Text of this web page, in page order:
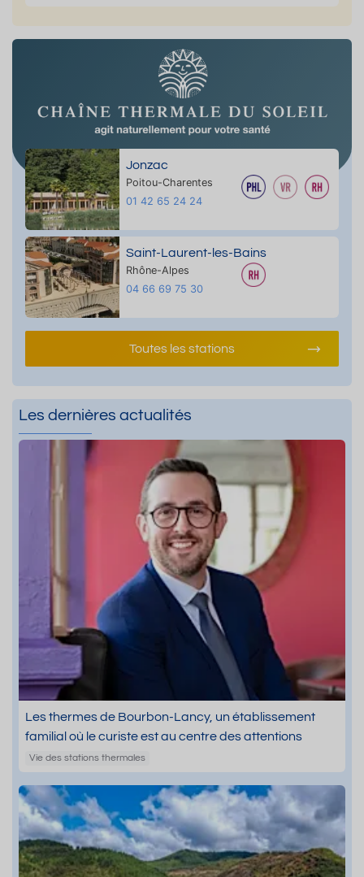
Jonzac
Poitou-Charentes
01 42 65 24 24
Saint-Laurent-les-Bains
Rhône-Alpes
04 66 69 75 30
Toutes les stations
Les dernières actualités
Les thermes de Bourbon-Lancy, un établissement
familial où le curiste est au centre des attentions
Vie des stations thermales